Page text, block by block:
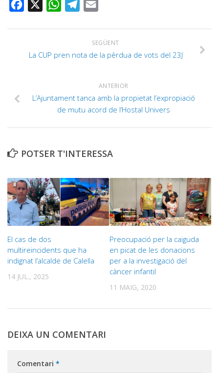
FACEBOOK
WHATSAPPTELEGRAM
SEGÜENT
La CUP pren nota de la pèrdua de vots del 23J
ANTERIOR
L’Ajuntament tanca amb la propietat l’expropiació
de mutu acord de l’Hostal Univers
POTSER T'INTERESSA
El cas de dos
multireincidents que ha
indignat l’alcalde de Calella
14 JUL., 2025
Preocupació per la caiguda
en picat de les donacions
per a la investigació del
càncer infantil
11 MAIG, 2020
DEIXA UN COMENTARI
Comentari *